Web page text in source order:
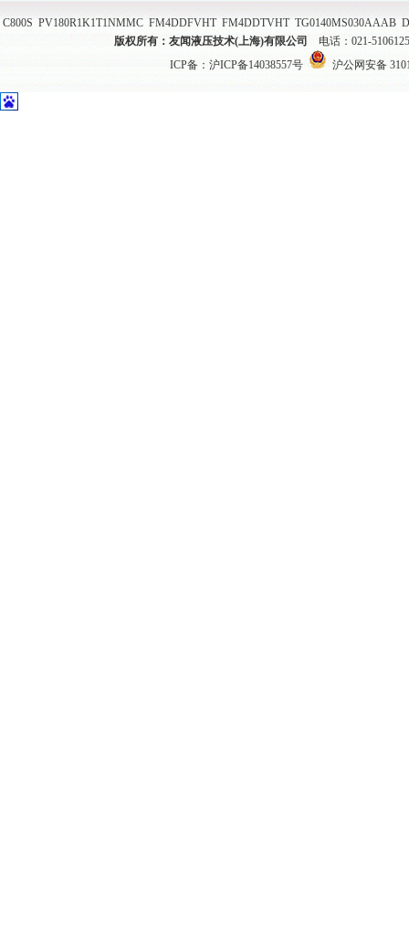
C800S PV180R1K1T1NMMC FM4DDFVHT FM4DDTVHT TG0140MS030AAAB
版权所有：友闻液压技术(上海)有限公司
电话：021-
ICP备： 沪ICP备14038557号 沪公网安备